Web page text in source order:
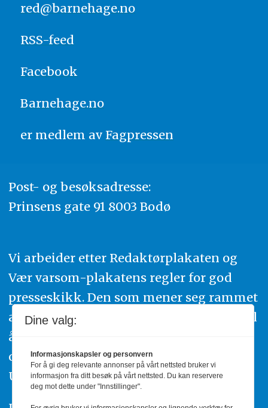
red@barnehage.no
RSS-feed
Facebook
Barnehage.no
er medlem av Fagpressen
Post- og besøksadresse:
Prinsens gate 91 8003 Bodø
Vi arbeider etter Redaktørplakaten og
Vær varsom-plakatens regler for god
presseskikk. Den som mener seg rammet
av urettmessig publisering, oppfordres til
å ta kontakt med redaksjonen. Du kan
også klage inn saker til Pressens Faglige
Utvalg,www.pfu.no.
Dine valg:
Informasjonskapsler og personvern
For å gi deg relevante annonser på vårt nettsted bruker vi
informasjon fra ditt besøk på vårt nettsted. Du kan reservere
deg mot dette under "Innstillinger".